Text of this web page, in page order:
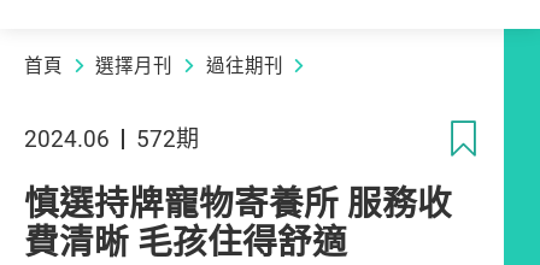
首頁 選擇月刊 過往期刊
2024.06 572期
慎選持牌寵物寄養所 服務收
費清晰 毛孩住得舒適